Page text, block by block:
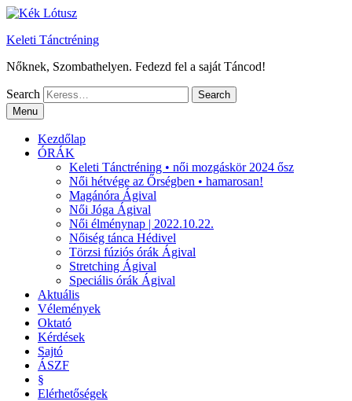
Keleti Tánctréning
Nőknek, Szombathelyen. Fedezd fel a saját Táncod!
Search
Menu
Kezdőlap
ÓRÁK
Keleti Tánctréning • női mozgáskör 2024 ősz
Női hétvége az Őrségben • hamarosan!
Magánóra Ágival
Női Jóga Ágival
Női élménynap | 2022.10.22.
Nőiség tánca Hédivel
Törzsi fúziós órák Ágival
Stretching Ágival
Speciális órák Ágival
Aktuális
Vélemények
Oktató
Kérdések
Sajtó
ÁSZF
§
Elérhetőségek